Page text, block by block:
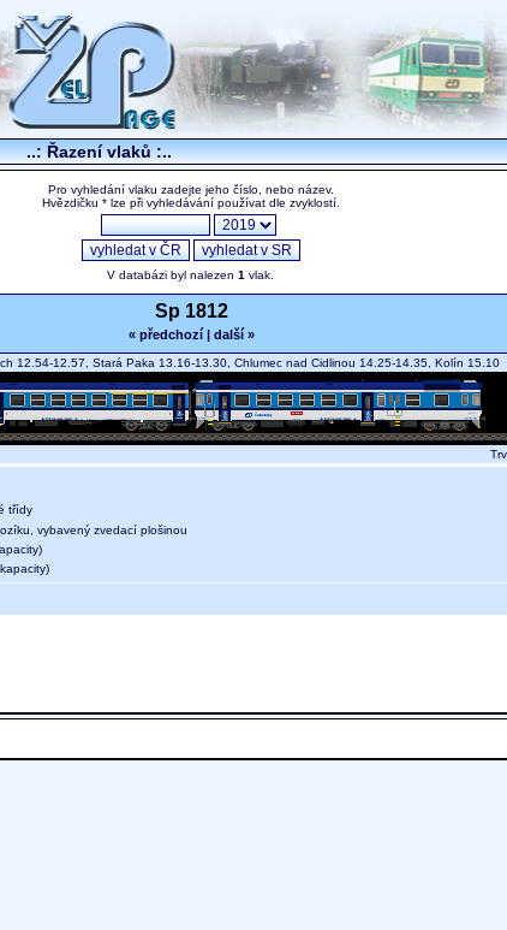
..: Řazení vlaků :..
Pro vyhledání vlaku zadejte jeho číslo, nebo název.
Hvězdičku * lze při vyhledávání používat dle zvyklostí.
V databázi byl nalezen 1 vlak.
Sp 1812
« předchozí| další »
12.54-12.57, Stará Paka 13.16-13.30, Chlumec nad Cidlinou 14.25-14.35, Kolín 15.10
třídy
vybavený zvedací plošinou